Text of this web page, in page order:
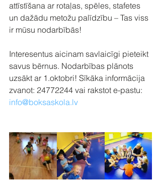
attīstīšana ar rotaļas, spēles, stafetes
un dažādu metožu palīdzību – Tas viss
ir mūsu nodarbībās!
Interesentus aicinam savlaicīgi pieteikt
savus bērnus. Nodarbības plānots
uzsākt ar 1.oktobri! Sīkāka informācija
zvanot: 24772244 vai rakstot e-pastu:
info@boksaskola.lv